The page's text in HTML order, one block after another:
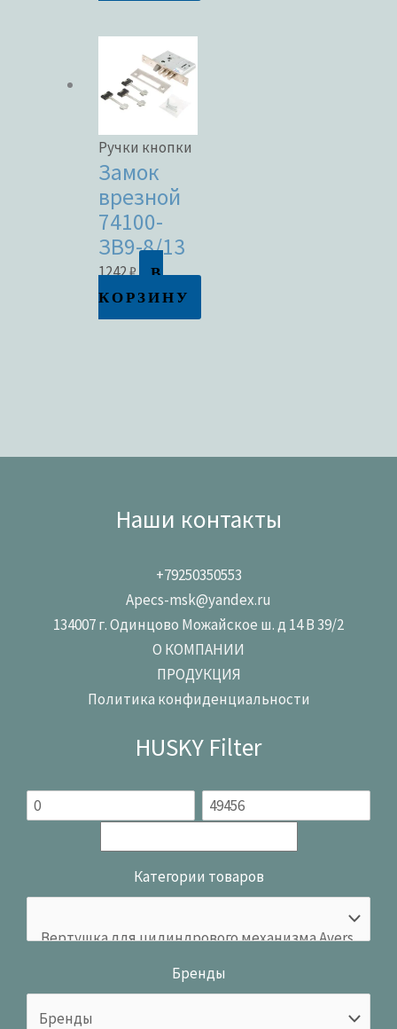
Ручки кнопки
Замок
врезной
74100-
ЗВ9-8/13
1242₽
В
КОРЗИНУ
Наши контакты
+79250350553
Apecs-msk@yandex.ru
134007 г. Одинцово Можайское ш. д 14 В 39/2
О КОМПАНИИ
ПРОДУКЦИЯ
Политика конфиденциальности
HUSKY Filter
Категории товаров
Бренды